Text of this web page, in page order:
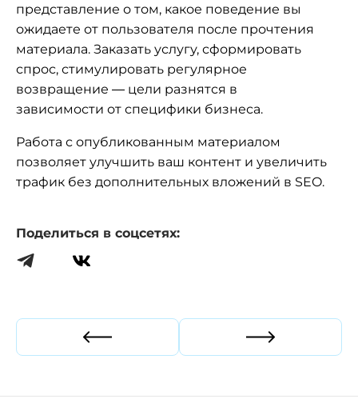
представление о том, какое поведение вы
ожидаете от пользователя после прочтения
материала. Заказать услугу, сформировать
спрос, стимулировать регулярное
возвращение — цели разнятся в
зависимости от специфики бизнеса.
Работа с опубликованным материалом
позволяет улучшить ваш контент и увеличить
трафик без дополнительных вложений в SEO.
Поделиться в соцсетях:
Прошлая статья Следующая